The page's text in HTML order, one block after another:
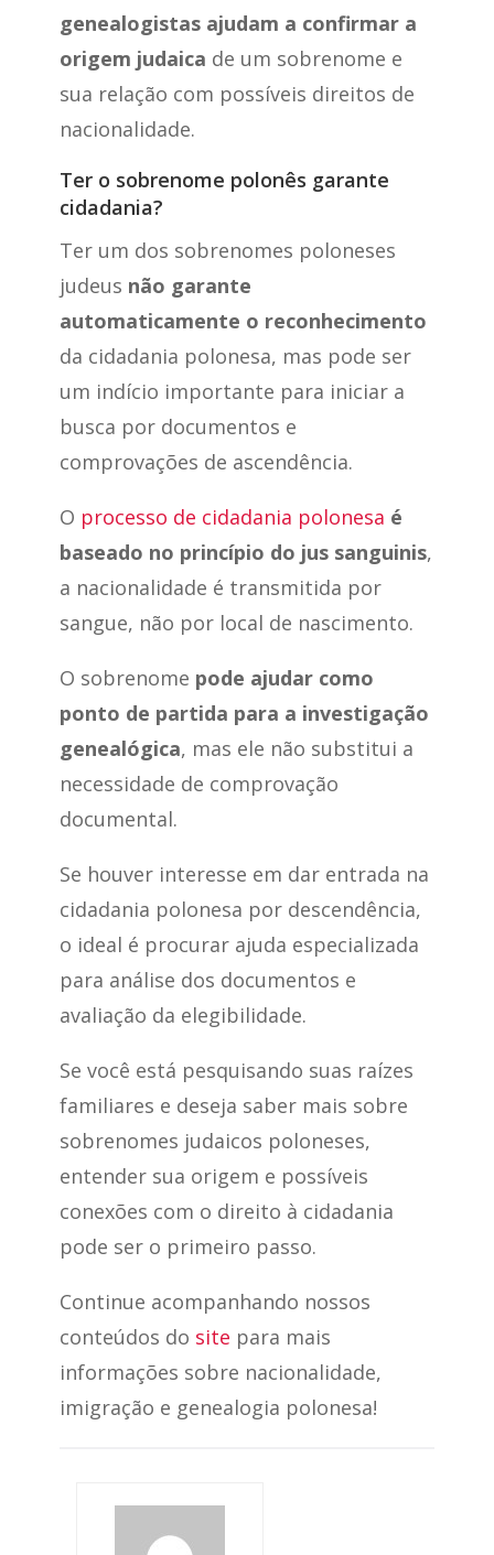
genealogistas ajudam a confirmar a
origem judaica de um sobrenome e
sua relação com possíveis direitos de
nacionalidade.
Ter o sobrenome polonês garante
cidadania?
Ter um dos sobrenomes poloneses
judeus não garante
automaticamente o reconhecimento
da cidadania polonesa, mas pode ser
um indício importante para iniciar a
busca por documentos e
comprovações de ascendência.
O processo de cidadania polonesa é
baseado no princípio do jus sanguinis,
a nacionalidade é transmitida por
sangue, não por local de nascimento.
O sobrenome pode ajudar como
ponto de partida para a investigação
genealógica, mas ele não substitui a
necessidade de comprovação
documental.
Se houver interesse em dar entrada na
cidadania polonesa por descendência,
o ideal é procurar ajuda especializada
para análise dos documentos e
avaliação da elegibilidade.
Se você está pesquisando suas raízes
familiares e deseja saber mais sobre
sobrenomes judaicos poloneses,
entender sua origem e possíveis
conexões com o direito à cidadania
pode ser o primeiro passo.
Continue acompanhando nossos
conteúdos do site para mais
informações sobre nacionalidade,
imigração e genealogia polonesa!